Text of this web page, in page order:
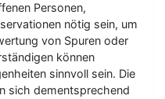
Personen,
nötig sein, um
von Spuren oder
können
sinnvoll sein. Die
sich dementsprechend